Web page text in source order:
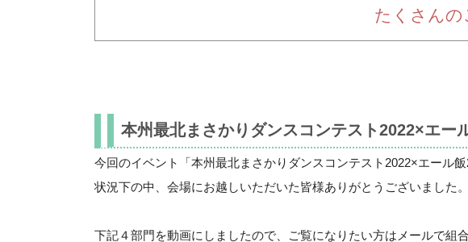
たくさんの
本州最北まさかりダンスコンテスト2022×エー
今回のイベント「本州最北まさかりダンスコンテスト2022×エール
状況下の中、会場にお越しいただいた皆様ありがとうございました。
下記４部門を動画にしましたので、ご覧になりたい方はメールで組